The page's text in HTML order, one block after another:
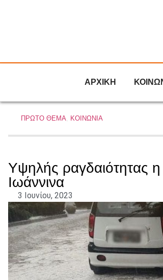
ΑΡΧΙΚΗ
ΠΡΩΤΟ ΘΕΜΑ, ΚΟΙΝΩΝΙΑ
Υψηλής ραγδαιότητας
Ιωάννινα
3 Ιουνίου, 2023